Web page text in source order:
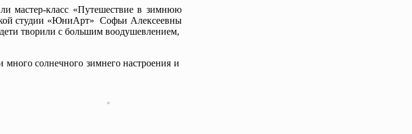
мастер-класс «Путешествие в зимнюю
студии «ЮниАрт» Софьи Алексеевны
творили с большим воодушевлением,
солнечного зимнего настроения и